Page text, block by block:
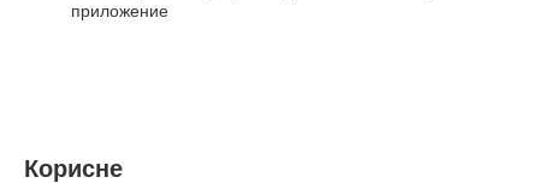
приложение
Корисне